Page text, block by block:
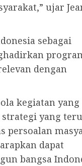
ujar
sebagai
dengan
kegiatan yang
yang
persoalan
dapat
bangsa